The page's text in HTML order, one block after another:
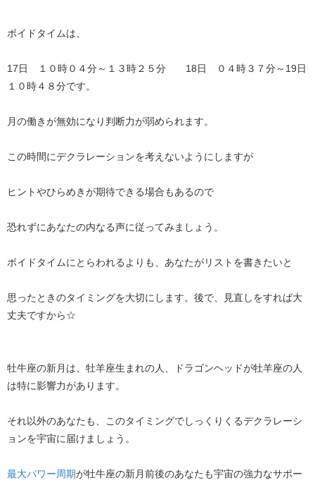
ボイドタイムは、
17日 １０時０４分～１３時２５分 18日 ０４時３７分～19日
１０時４８分です。
月の働きが無効になり判断力が弱められます。
この時間にデクラレーションを考えないようにしますが
ヒントやひらめきが期待できる場合もあるので
恐れずにあなたの内なる声に従ってみましょう。
ボイドタイムにとらわれるよりも、あなたがリストを書きたいと
思ったときのタイミングを大切にします。後で、見直しをすれば大
丈夫ですから☆
牡牛座の新月は、牡羊座生まれの人、ドラゴンヘッドが牡羊座の人
は特に影響力があります。
それ以外のあなたも、このタイミングでしっくりくるデクラレーシ
ョンを宇宙に届けましょう。
最大パワー周期が牡牛座の新月前後のあなたも宇宙の強力なサポー